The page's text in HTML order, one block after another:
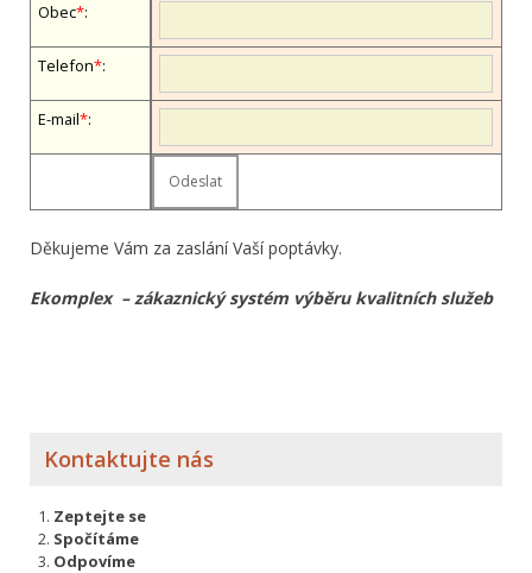
Obec*:
Telefon*:
E-mail*:
Děkujeme Vám za zaslání Vaší poptávky.
Ekomplex – zákaznický systém výběru kvalitních služeb
Kontaktujte nás
Zeptejte se
Spočítáme
Odpovíme